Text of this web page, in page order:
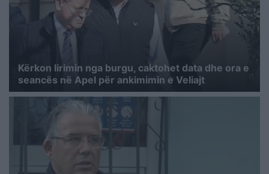
Kërkon lirimin nga burgu, caktohet data dhe ora e
seancës në Apel për ankimimin e Veliajt